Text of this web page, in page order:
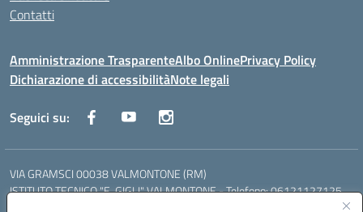
Contatti
Amministrazione TrasparenteAlbo OnlinePrivacy Policy
Dichiarazione di accessibilitàNote legali
Seguici su:
VIA GRAMSCI 00038 VALMONTONE (RM)
ISTITUTO TECNICO "E. GIGLI" VALMONTONE - Telefono: 06121127125